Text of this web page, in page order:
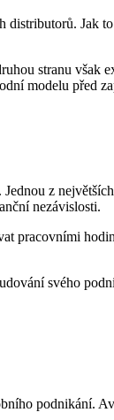
Jak⁢
stranu
modelu před
z
nezávislosti.
pracovními
svého
podnikání.​